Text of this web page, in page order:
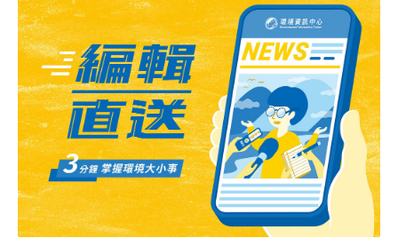
承諾將彼此共享信息，將有關偷獵或非法運輸野生動物的
情報告之海關和其它執法機構，並且拒絕運輸可疑貨物。
威廉王子稱這是一份在保護野生動物免於滅絕的鬥爭中能
夠“改變局面”（game-changing）的宣言，並表示當前形
勢已十分嚴峻，但人們可以製止危機繼續加深。英國野生
動物保護聯盟聯合了皇家基金會和7個保護組織，由大衛•
貝克漢姆、姚明、安迪•穆雷等多位體育界人士擔任其項目
推廣大使。